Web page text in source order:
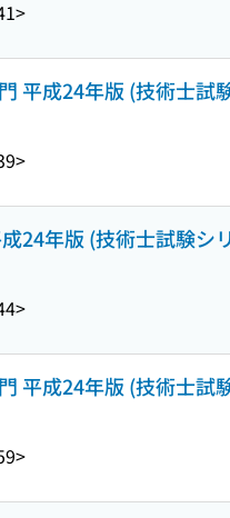
平成24年版 (技術士試
24年版 (技術士試験シ
平成24年版 (技術士試